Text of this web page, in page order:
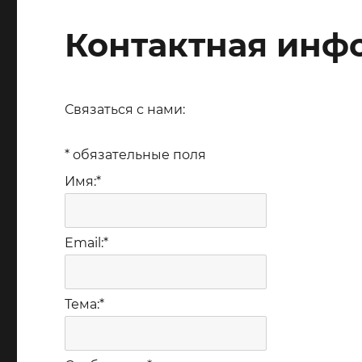
Контактная
Связаться с нами:
* обязательные поля
Имя:*
Email:*
Тема:*